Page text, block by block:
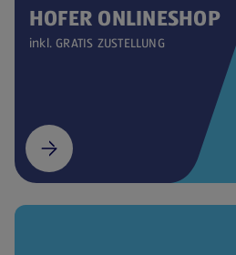
HOFER ONLINESHOP
inkl. GRATIS ZUSTELLUNG
(öffnet in einem neuen Tab)